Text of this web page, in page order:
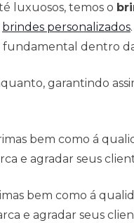
luxuosos, temos o
brindes personalizados
fundamental dentro
garantindo
bem como á
e agradar seus
bem como á
e agradar seus